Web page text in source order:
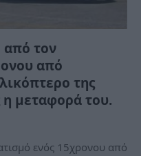
από τον
από
της
μεταφορά του.
ενός 15χρονου από